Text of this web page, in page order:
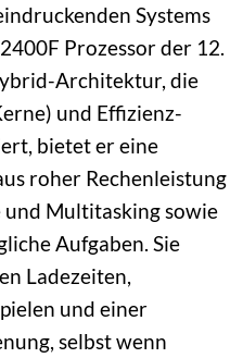
Systems
Prozessor der 12.
Architektur, die
und Effizienz-
bietet er eine
roher Rechenleistung
und Multitasking sowie
Aufgaben. Sie
Ladezeiten,
und einer
selbst wenn